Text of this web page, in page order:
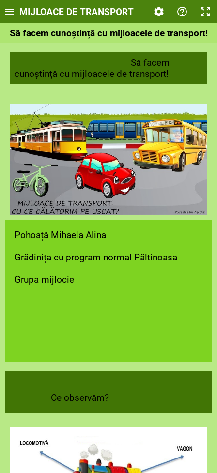
MIJLOACE DE TRANSPORT
Să facem cunoștință cu mijloacele de transport!
Să facem
cunoștință cu mijloacele de transport!
Pohoață Mihaela Alina
Grădinița cu program normal Păltinoasa
Grupa mijlocie
Ce observăm?